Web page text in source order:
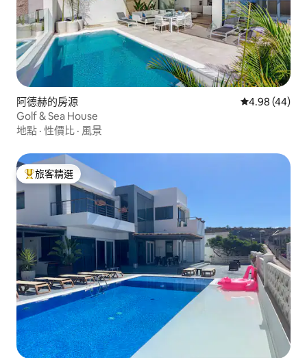
阿德赫的房源 從 44 則評價
4.98 (44)
Golf & Sea House
地點 · 性價比 · 風景
旅客精選榜首
旅客精選